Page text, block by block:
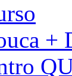
+